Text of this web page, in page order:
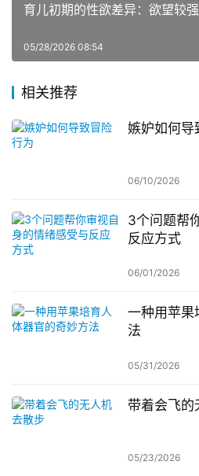
育儿初期的性欲差异：欲望较
05/28/2026 08:54
相关推荐
嫉妒如何导
06/10/2026
3个问题帮
反应方式
06/01/2026
一种用苹果
法
05/31/2026
带着会飞的
05/23/2026